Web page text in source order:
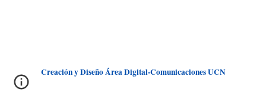
Creación y Diseño Área Digital-Comunicaciones UCN